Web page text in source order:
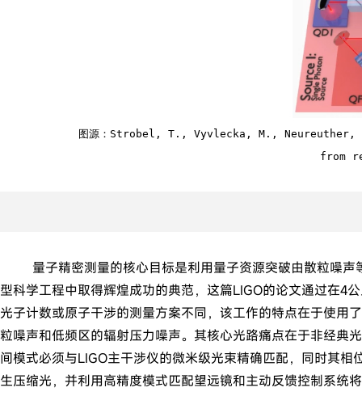
图源： Strobel, T., Vyvlecka, M., Neureuther,
from
量子精密测量的核心目标是利用量子资源突破由散粒噪
型科学工程中取得辉煌成功的典范，这篇LIGO的论文通过在4
光子计数或原子干涉的测量方案不同，该工作的特点在于使用
粒噪声和低频区的辐射压力噪声。其核心光路痛点在于非经典
间模式必须与LIGO主干涉仪的微米级光束精确匹配，同时其
生压缩光，并利用高精度模式匹配望远镜和主动反馈控制系统